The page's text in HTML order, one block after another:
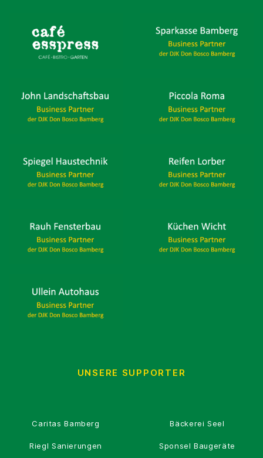
UNSERE SUPPORTER
Caritas Bamberg
Riegl Sanierungen
Bäckerei Seel
Sponsel Baugeräte